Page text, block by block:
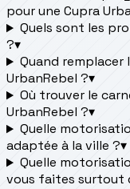
pour une Cupra
Quels sont les
?▾
Quand
UrbanRebel ?▾
Où trouver le
UrbanRebel ?▾
Quelle
adaptée à la ville ?▾
Quelle
vous faites surtout